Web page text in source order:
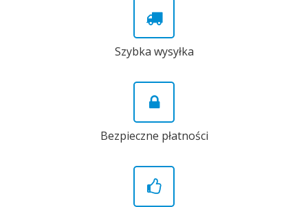
Szybka wysyłka
Bezpieczne płatności